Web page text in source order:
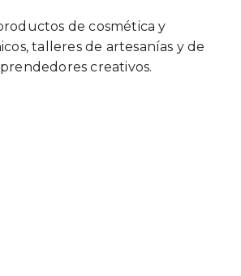
de cosmética y
talleres de artesanías y de
creativos.